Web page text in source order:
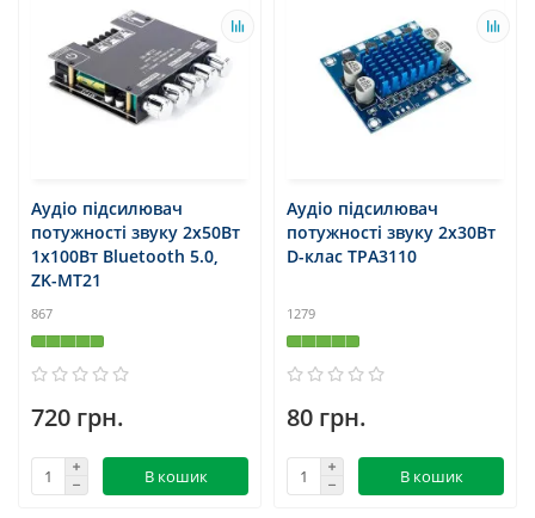
Аудіо підсилювач
потужності звуку 2x50Вт
1x100Вт Bluetooth 5.0,
ZK-MT21
867
720 грн.
В кошик
Аудіо підсилювач
потужності звуку 2x30Вт
D-клас TPA3110
1279
80 грн.
В кошик